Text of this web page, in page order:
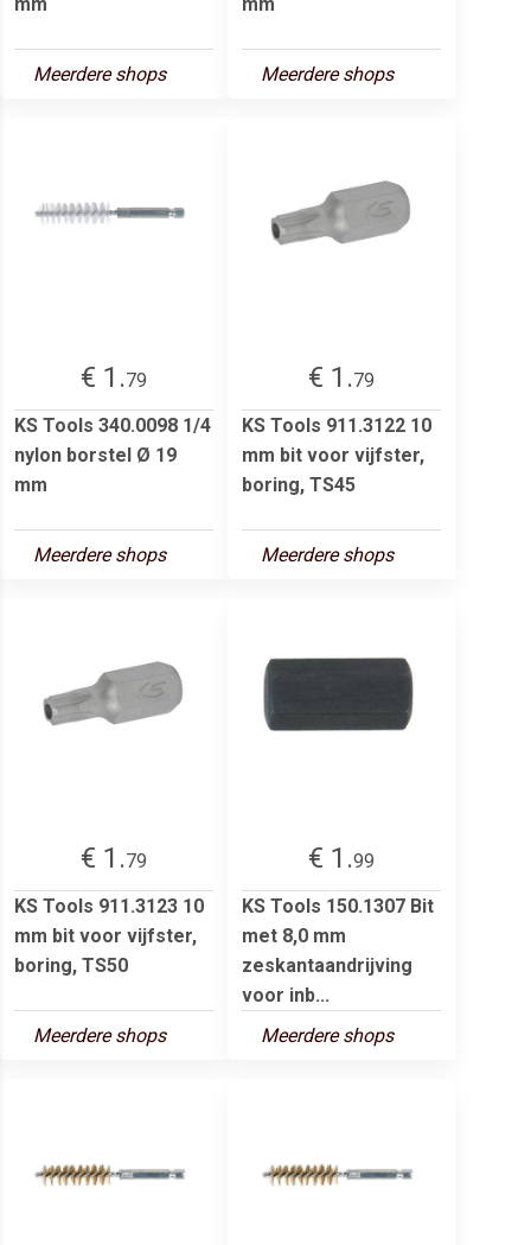
Meerdere shops Meerdere shops
€ 1.79
KS Tools 340.0098 1/4
nylon borstel Ø 19
mm
Meerdere shops
€ 1.79
KS Tools 911.3122 10
mm bit voor vijfster,
boring, TS45
Meerdere shops
€ 1.79
KS Tools 911.3123 10
mm bit voor vijfster,
boring, TS50
Meerdere shops
€ 1.99
KS Tools 150.1307 Bit
met 8,0 mm
zeskantaandrijving
voor inb...
Meerdere shops